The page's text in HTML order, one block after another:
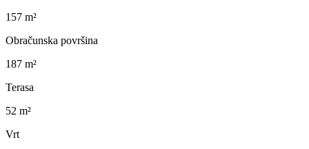
157 m²
Obračunska površina
187 m²
Terasa
52 m²
Vrt